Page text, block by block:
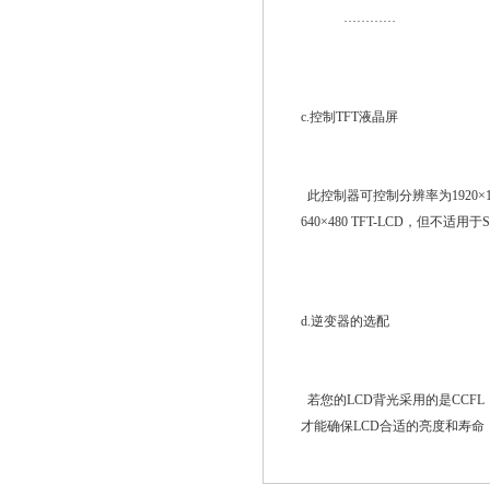
…………
c.控制TFT液晶屏
此控制器可控制分辨率为
640×480 TFT-LCD，但不适用于
d.逆变器的选配
若您的LCD背光采用的是
才能确保LCD合适的亮度和寿